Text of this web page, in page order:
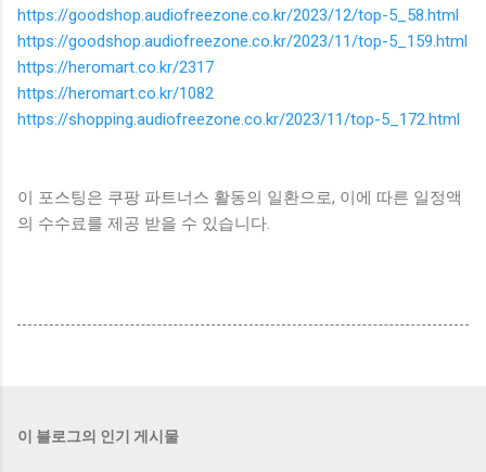
https://goodshop.audiofreezone.co.kr/2023/12/top-5_58.html
https://goodshop.audiofreezone.co.kr/2023/11/top-5_159.html
https://heromart.co.kr/2317
https://heromart.co.kr/1082
https://shopping.audiofreezone.co.kr/2023/11/top-5_172.html
이 포스팅은 쿠팡 파트너스 활동의 일환으로, 이에 따른 일정액
의 수수료를 제공 받을 수 있습니다.
이 블로그의 인기 게시물